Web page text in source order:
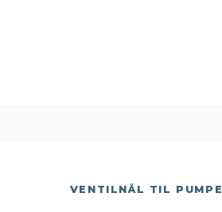
VENTILNÅL TIL PUMPE